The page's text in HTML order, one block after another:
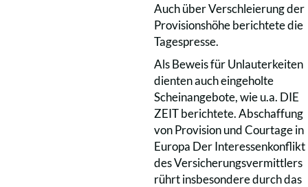
Auch über Verschleierung der
Provisionshöhe berichtete die
Tagespresse.
Als Beweis für Unlauterkeiten
dienten auch eingeholte
Scheinangebote, wie u.a. DIE
ZEIT berichtete. Abschaffung
von Provision und Courtage in
Europa Der Interessenkonflikt
des Versicherungsvermittlers
rührt insbesondere durch das